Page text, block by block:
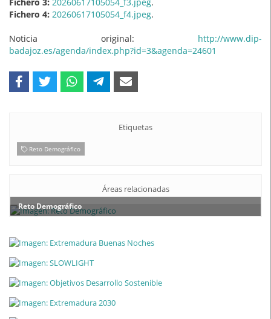
Fichero 3: 20260617105054_f3.jpeg.
Fichero 4: 20260617105054_f4.jpeg.
Noticia original: http://www.dip-
badajoz.es/agenda/index.php?id=3&agenda=24601
Etiquetas
Reto Demográfico
Áreas relacionadas
Reto Demográfico